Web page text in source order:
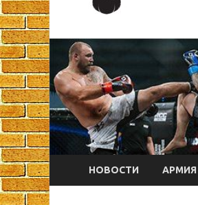
НОВОСТИ АРМИЯ